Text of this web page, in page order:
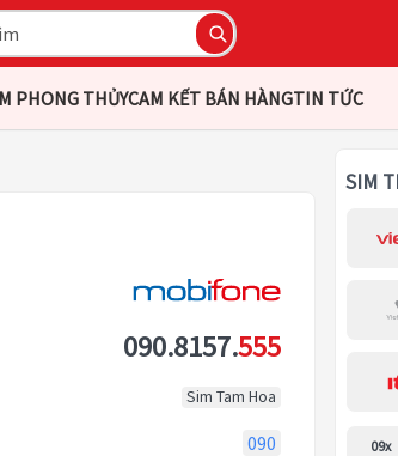
PHONG THỦYCAM KẾT BÁN HÀNGTIN TỨC
090.8157.555
Sim Tam Hoa
090
SIM
09x